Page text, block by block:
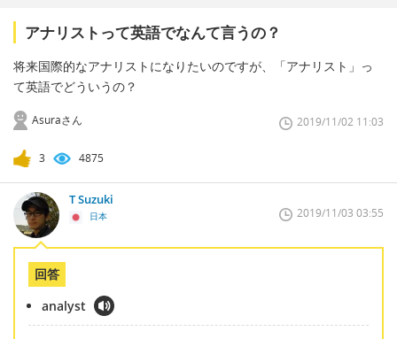
アナリストって英語でなんて言うの？
将来国際的なアナリストになりたいのですが、「アナリスト」っ
て英語でどういうの？
Asuraさん 2019/11/02 11:03
3 4875
T Suzuki
日本 2019/11/03 03:55
回答
analyst